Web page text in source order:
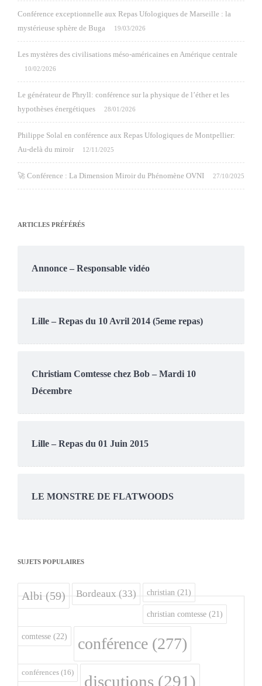
Conférence exceptionnelle aux Repas Ufologiques de Marseille : la
mystérieuse sphère de Buga
19/03/2026
Les mystères des civilisations méso-américaines en Amérique centrale
10/02/2026
Le générateur de Phryll: conférence sur la physique de l’éther et les
hypothèses énergétiques
28/01/2026
Philippe Solal en conférence aux Repas Ufologiques de Montpellier:
Au-delà du miroir
12/11/2025
🚀 Conférence : La Dimension Miroir du Phénomène OVNI 27/10/2025
ARTICLES PRÉFÉRÉS
Annonce – Responsable vidéo
Lille – Repas du 10 Avril 2014 (5eme repas)
Christiam Comtesse chez Bob – Mardi 10
Décembre
Lille – Repas du 01 Juin 2015
LE MONSTRE DE FLATWOODS
SUJETS POPULAIRES
Albi(59) Bordeaux(33) christian (21)
christian comtesse (21)
comtesse (22) conférence (277)
conférences (16) discutions (291)